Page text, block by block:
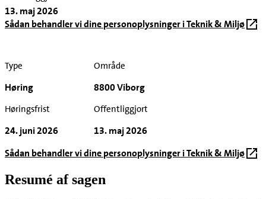
13. maj 2026
Sådan behandler vi dine personoplysninger i Teknik & Miljø
Type
Høring
Område
8800 Viborg
Høringsfrist
24. juni 2026
Offentliggjort
13. maj 2026
Sådan behandler vi dine personoplysninger i Teknik & Miljø
Resumé af sagen